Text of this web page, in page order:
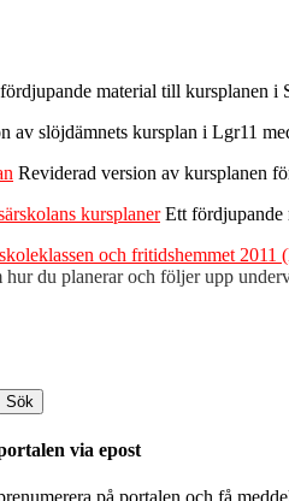
material till kursplanen i
av slöjdämnets kursplan i Lgr11
Reviderad version av kursplanen
kursplaner Ett fördjupande
och fritidshemmet 2011
du planerar och följer upp
via epost